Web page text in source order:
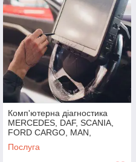
Комп'ютерна діагностика
MERCEDES, DAF, SCANIA,
FORD CARGO, MAN,
RENAULT, VOLVO, IVECO
Послуга